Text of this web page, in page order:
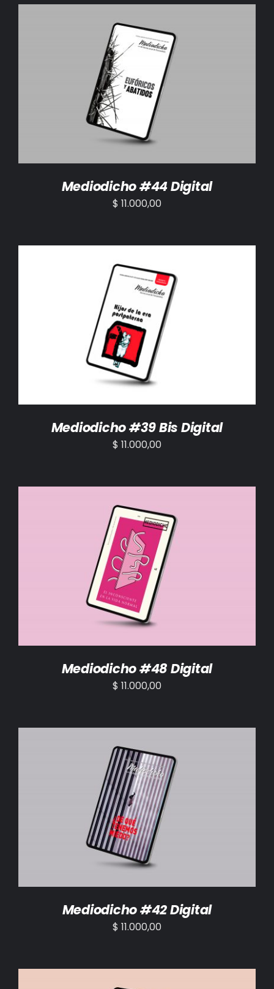
AÑADIR AL CARRITO /
Mediodicho #44 Digital
$ 11.000,00
AÑADIR AL CARRITO /
Mediodicho #39 Bis Digital
$ 11.000,00
AÑADIR AL CARRITO /
Mediodicho #48 Digital
$ 11.000,00
AÑADIR AL CARRITO /
Mediodicho #42 Digital
$ 11.000,00